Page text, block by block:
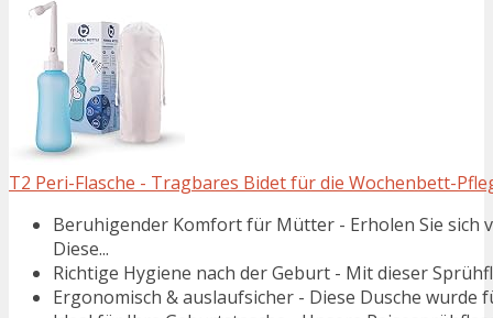
T2 Peri-Flasche - Tragbares Bidet für die Wochenbett-
Beruhigender Komfort für Mütter - Erholen Sie sich
Diese...
Richtige Hygiene nach der Geburt - Mit dieser
Ergonomisch & auslaufsicher - Diese Dusche wurde